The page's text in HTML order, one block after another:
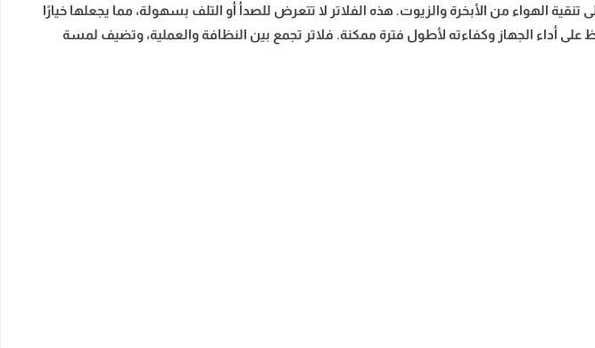
الهواء من الأبخرة والزيوت. هذه الفلاتر لا تتعرض للصدأ أو التلف بسهولة، مما يجعلها خيارًا
أداء الجهاز وكفاءته لأطول فترة ممكنة. فلاتر تجمع بين النظافة والعملية، وتضيف لمسة